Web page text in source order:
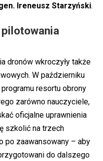
Ireneusz Starzyński.
dronów wkroczyły także
W październiku
resortu obrony
zarówno nauczyciele,
oficjalne uprawnienia
szkolić na trzech
po zaawansowany – aby
do dalszego